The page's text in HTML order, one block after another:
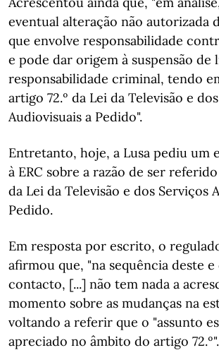
eventual alteração não autorizada
que envolve responsabilidade
e pode dar origem à suspensão de
responsabilidade criminal, tendo
artigo 72.º da Lei da Televisão e
Audiovisuais a Pedido".
Entretanto, hoje, a Lusa pediu um
à ERC sobre a razão de ser
da Lei da Televisão e dos Serviços
Pedido.
Em resposta por escrito, o
afirmou que, "na sequência deste
contacto, [...] não tem nada a
momento sobre as mudanças na
voltando a referir que o "assunto
apreciado no âmbito do artigo 72.º".